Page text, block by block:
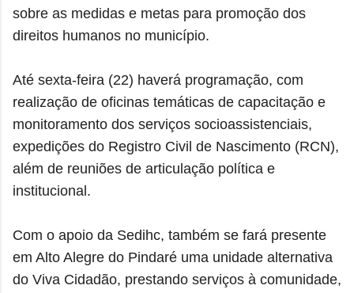
sobre as medidas e metas para promoção dos
direitos humanos no município.
Até sexta-feira (22) haverá programação, com
realização de oficinas temáticas de capacitação e
monitoramento dos serviços socioassistenciais,
expedições do Registro Civil de Nascimento (RCN),
além de reuniões de articulação política e
institucional.
Com o apoio da Sedihc, também se fará presente
em Alto Alegre do Pindaré uma unidade alternativa
do Viva Cidadão, prestando serviços à comunidade,